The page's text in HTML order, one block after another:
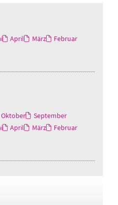
April März
Februar
Oktober
September
April März
Februar